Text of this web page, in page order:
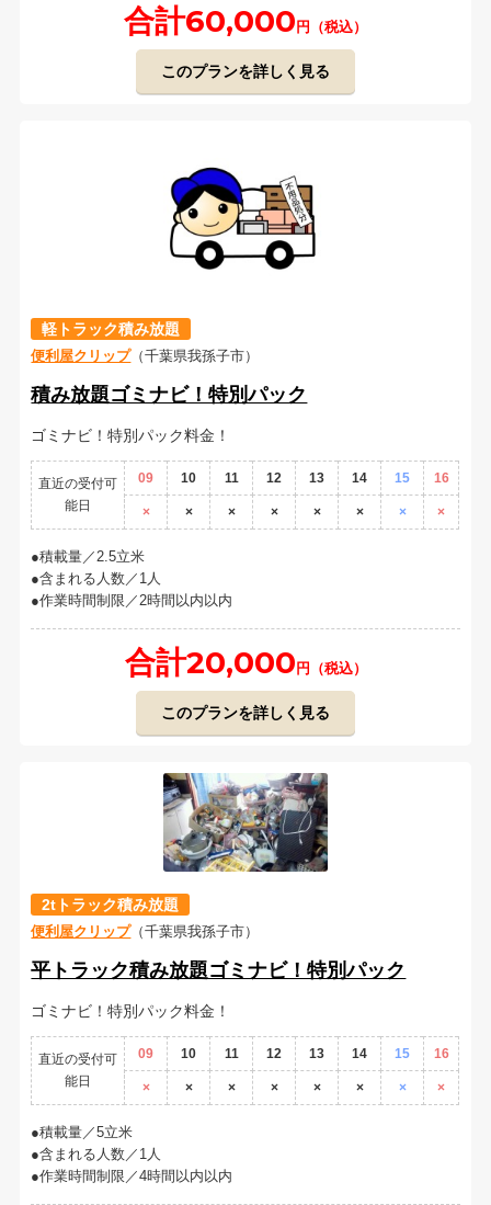
合計60,000 円（税込）
このプランを詳しく見る
軽トラック積み放題
便利屋クリップ（千葉県我孫子市）
積み放題ゴミナビ！特別パック
ゴミナビ！特別パック料金！
直近の受付可
能日
09 10 11 12 13 14 15 16
× × × × × × × ×
積載量／2.5立米
含まれる人数／1人
作業時間制限／2時間以内以内
合計20,000 円（税込）
このプランを詳しく見る
2tトラック積み放題
便利屋クリップ（千葉県我孫子市）
平トラック積み放題ゴミナビ！特別パック
ゴミナビ！特別パック料金！
直近の受付可
能日
09 10 11 12 13 14 15 16
× × × × × × × ×
積載量／5立米
含まれる人数／1人
作業時間制限／4時間以内以内